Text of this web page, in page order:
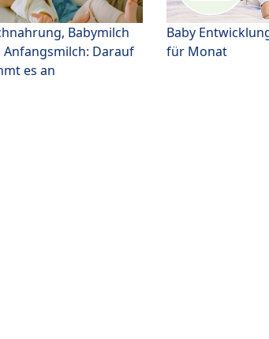
Babymilch
Anfangsmilch: Darauf
es an
Baby
für Monat